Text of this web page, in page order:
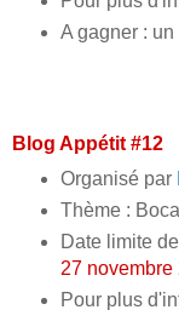
A gagner :
Blog Appétit #12
Organisé par
Thème :
Date limite
27 novembre
Pour plus